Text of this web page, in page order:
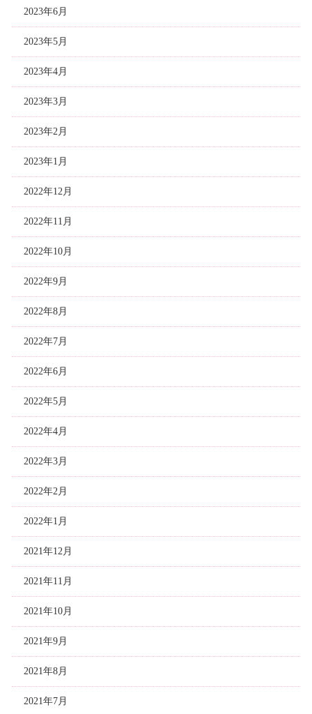
2023年6月
2023年5月
2023年4月
2023年3月
2023年2月
2023年1月
2022年12月
2022年11月
2022年10月
2022年9月
2022年8月
2022年7月
2022年6月
2022年5月
2022年4月
2022年3月
2022年2月
2022年1月
2021年12月
2021年11月
2021年10月
2021年9月
2021年8月
2021年7月